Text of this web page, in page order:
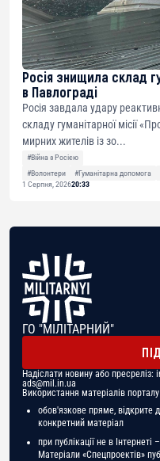
Росія знищила склад
в Павлограді
Росія завдала удару
складу гуманітарної місії
мирних жителів із зо...
#Війна з Росією
#Волонтери
#Гуманітарна допомога
1 Серпня, 202620:33
ГО "МІЛІТАРНИЙ"
Надіслати новину або пресреліз:
ads@mil.in.ua
Використання матеріалів
обов'язкове пряме, відкрите
конкретний матеріал
при публікації не в
Матеріали «Спецпроектів»